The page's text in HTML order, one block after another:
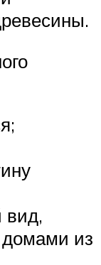
вид,
домами из